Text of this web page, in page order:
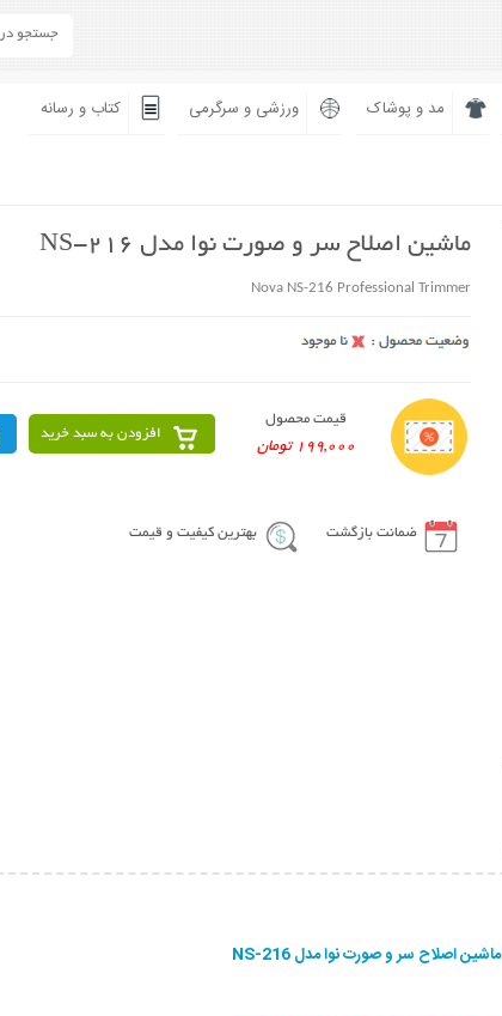
مد و پوشاک ورزشی و سرگرمی کتاب و رسانه
ماشین اصلاح سر و صورت نوا مدل NS-216
Nova NS-216 Professional Trimmer
قیمت محصول
199,000 تومان
افزودن به سبد خرید
ضمانت بازگشت بهترین کیفیت و قیمت
ماشین اصلاح سر و صورت نوا مدل NS-216